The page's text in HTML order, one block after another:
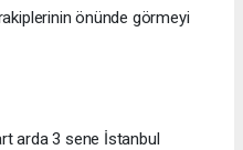
önünde görmeyi
arda 3 sene İstanbul